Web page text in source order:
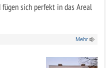
sich perfekt in das Areal
Mehr